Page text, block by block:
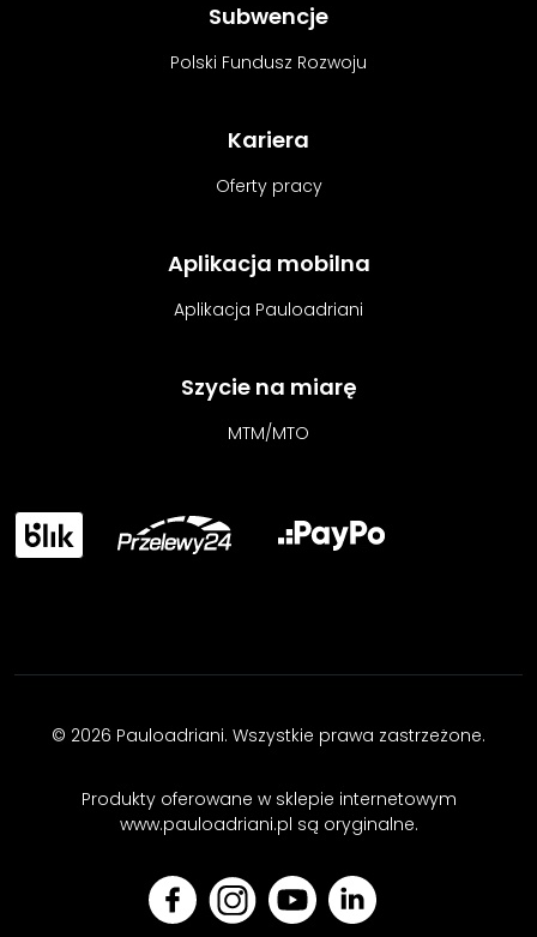
Subwencje
Polski Fundusz Rozwoju
Kariera
Oferty pracy
Aplikacja mobilna
Aplikacja Pauloadriani
Szycie na miarę
MTM/MTO
© 2026 Pauloadriani. Wszystkie prawa zastrzeżone.
Produkty oferowane w sklepie internetowym
www.pauloadriani.pl są oryginalne.